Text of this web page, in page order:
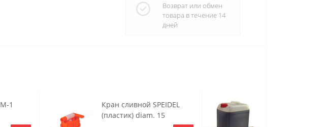
Возврат или обмен
товара в течение 14
дней
1
Кран сливной SPEIDEL
(пластик) diam. 15